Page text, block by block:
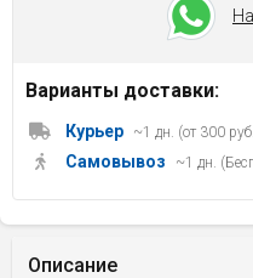
Варианты доставки:
Курьер ~1 дн. (от 300
Самовывоз ~1 дн.
Описание